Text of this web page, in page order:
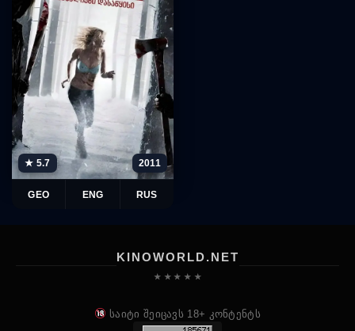
★ 5.7 2011
GEO ENG RUS
KINOWORLD.NET
★ ★ ★ ★ ★
საიტი შეიცავს 18+ კონტენტს